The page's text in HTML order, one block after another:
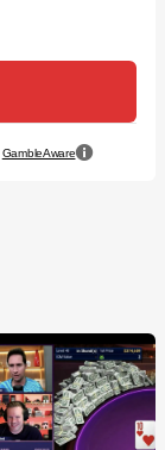
GambleAware